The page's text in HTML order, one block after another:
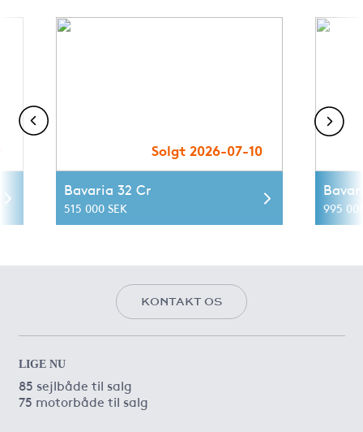
Solgt 2026-07-10
Bavaria 32 Cr
515 000 SEK 995
KONTAKT OS
LIGE NU
85 sejlbåde til salg
75 motorbåde til salg